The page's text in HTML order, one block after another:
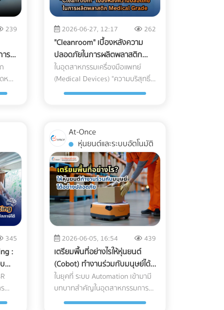
ม
ข้า
น
ง
ต่อ
กลับ
น รถ
าร
อย
เงิน
ด
กับ
กิจ
ณ
ข้า
ก
ลูกค้ารายใหญ่ระดับโลกจะตัดคุณ
เหตุผลว่าทำไมการเปลี่ยนมาใช้วัสดุ
รักษ์โลกจึงเป็นทางรอดเดียว ทำไม
ต้องเป็นกระดาษ FSC และ หมึกถั่ว
เหลือง (Soy Ink)? เมื่อพูดถึงการ
พิมพ์บรรจุภัณฑ์ องค์ประกอบหลักที่
ถูกเพ่งเล็งคือ "กระดาษ" และ "หมึก
ที่ได้รับการรับรองว่ามาจากป่าปลูก
เชิงพาณิชย์ที่มีการจัดการอย่าง
ยั่งยืน ไม่ตัดไม้ทำลายป่า การใช้
สัญลักษณ์ FSC บนบรรจุภัณฑ์คือใบ
ผ่านทางชั้นดีที่ช่วยให้สินค้าของคุณ
ส่งออกไปยังยุโรปและอเมริกาได้โดย
ไม่ถูกตั้งคำถาม หมึกถั่วเหลือง (Soy
Ink): หมึกพิมพ์แบบดั้งเดิม
(Petroleum-based) มีสาร VOCs
(Volatile Organic Compounds)
สูง ซึ่งเป็นก๊าซเรือนกระจกและเป็น
อุปสรรคต่อกระบวนการรีไซเคิล
กระดาษ ในขณะที่ Soy Ink ทำจาก
น้ำมันพืช ย่อยสลายได้ทางชีวภาพ
และทำให้กระดาษถูกนำไปรีไซเคิลใหม่
ได้ง่ายขึ้นมาก Key Insight: การ
239
ร
าร
นึ่ง
ะ
น
ป็น
ทศ
งคับ
งบ
ลัก
คา
ง ที่
วย
2026-06-27, 12:17 262
"Cleanroom" เบื้องหลังความ
ปลอดภัยในการผลิตพลาสติก
Medical Grade
ในอุตสาหกรรมเครื่องมือแพทย์
(Medical Devices) "ความบริสุทธิ์"
ไม่ใช่แค่ตัวเลือก แต่คือความเป็น
(Medical Grade Plastic) ที่มี
คุณสมบัติยอดเยี่ยม ทนทาน และเข้า
กันได้ทางชีวภาพ (Biocompatible)
มากเพียงใด แต่หากกระบวนการ
ผลิตและการบรรจุเกิดขึ้นในสภาพ
แวดล้อมที่ไม่ได้มาตรฐาน พลาสติก
เหล่านั้นก็อาจกลายเป็นพาหะนำเชื้อ
โรคชั้นดี นี่คือจุดที่ "ห้องปลอดเชื้อ"
สำคัญในฐานะด่านป้อมปราการที่
แข็งแกร่งที่สุด ในการปกป้อง
อุปกรณ์การแพทย์ให้รอดพ้นจาก
การปนเปื้อนก่อนถึงมือแพทย์และ
คนไข้ Cleanroom ในอุตสาหกรรม
พลาสติกการแพทย์ คืออะไร?
345
:
ล
At-Once
หุ่นยนต์และระบบอัตโนมัติ
2026-06-05, 16:54 439
เตรียมพื้นที่อย่างไรให้หุ่นยนต์
(Cobot) ทำงานร่วมกับมนุษย์ได้
อย่างปลอดภัย
ในยุคที่ ระบบ Automation เข้ามามี
บทบาทสำคัญในอุตสาหกรรมการ
ผลิต การนำ AGV หรือ หุ่นยนต์ที่วิ่ง